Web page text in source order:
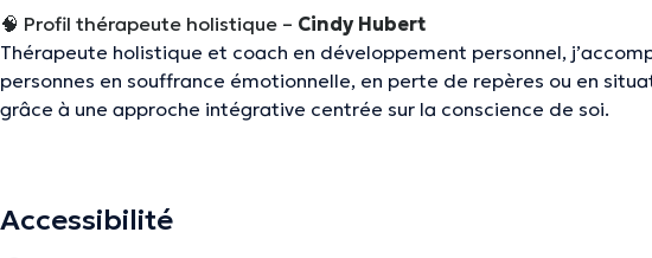
🧠 Profil thérapeute holistique – Cindy Hubert
Thérapeute holistique et coach en développement personnel,
personnes en souffrance émotionnelle, en perte de repères ou en
grâce à une approche intégrative centrée sur la conscience de soi.
identifier les causes profondes
Accessibilité